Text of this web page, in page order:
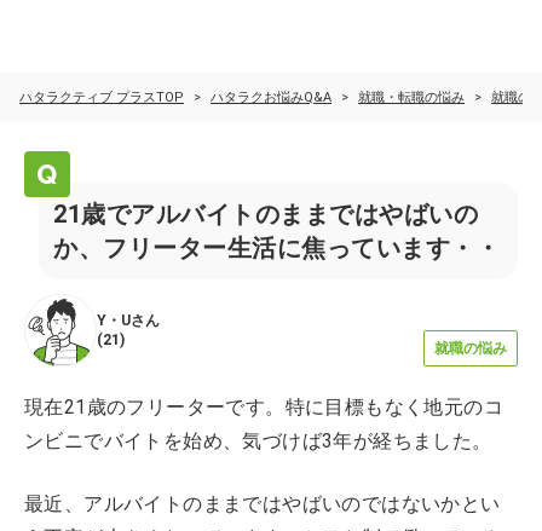
ハタラクティブ プラスTOP ハタラクお悩みQ&A 就職・転職の悩み 就職の
21歳でアルバイトのままではやばいの
か、フリーター生活に焦っています・・
Y・Uさん
(21 ) 就職の悩み
現在21歳のフリーターです。特に目標もなく地元のコ
ンビニでバイトを始め、気づけば3年が経ちました。
最近、アルバイトのままではやばいのではないかとい